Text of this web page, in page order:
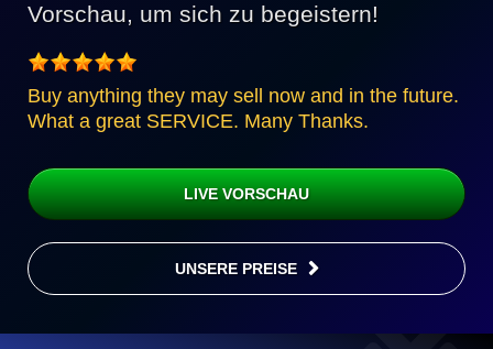
Vorschau, um sich zu begeistern!
Buy anything they may sell now and in the future.
What a great SERVICE. Many Thanks.
LIVE VORSCHAU
UNSERE PREISE